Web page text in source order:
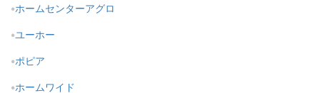
ホームセンターアグロ
ユーホー
ポピア
ホームワイド